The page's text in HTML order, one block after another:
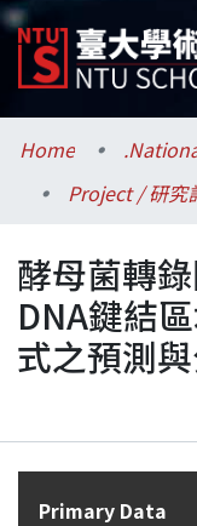
Communities &
Research
Fundings &
Researchers
Statistics
Home
Project / 研究
酵母菌轉
DNA鍵結
式之預測
Primary Data